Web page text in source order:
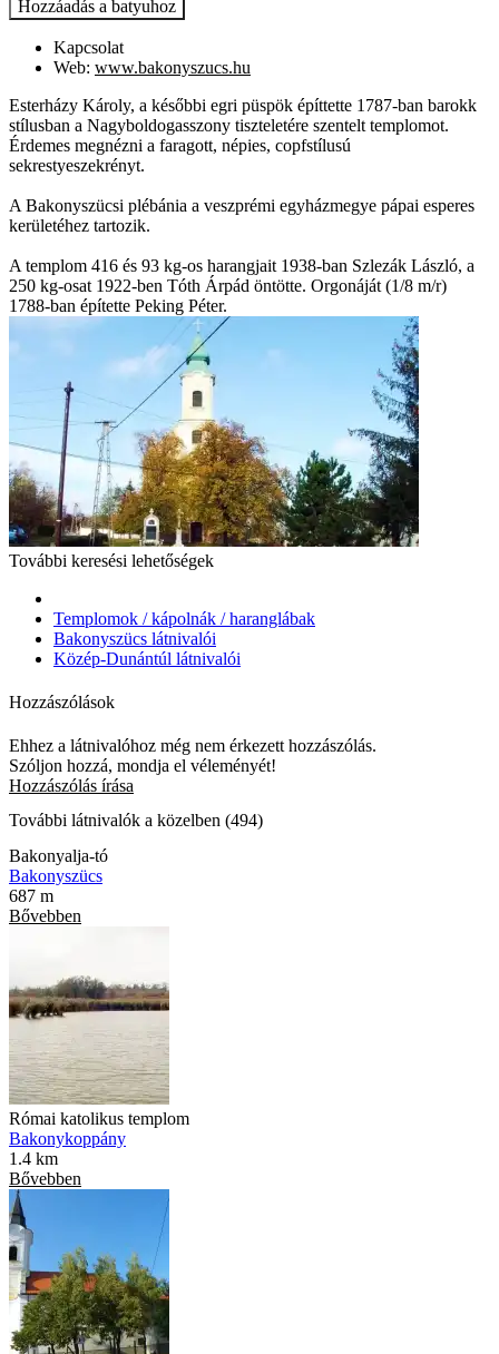
Kapcsolat
Web: www.bakonyszucs.hu
Esterházy Károly, a későbbi egri püspök építtette 1787-ban barokk
stílusban a Nagyboldogasszony tiszteletére szentelt templomot.
Érdemes megnézni a faragott, népies, copfstílusú
sekrestyeszekrényt.
A Bakonyszücsi plébánia a veszprémi egyházmegye pápai esperes
kerületéhez tartozik.
A templom 416 és 93 kg-os harangjait 1938-ban Szlezák László, a
250 kg-osat 1922-ben Tóth Árpád öntötte. Orgonáját (1/8 m/r)
1788-ban építette Peking Péter.
További keresési lehetőségek
Templomok / kápolnák / haranglábak
Bakonyszücs látnivalói
Közép-Dunántúl látnivalói
Hozzászólások
Ehhez a látnivalóhoz még nem érkezett hozzászólás.
Szóljon hozzá, mondja el véleményét!
Hozzászólás írása
További látnivalók a közelben (494)
Bakonyalja-tó
Bakonyszücs
687 m
Bővebben
Római katolikus templom
Bakonykoppány
1.4 km
Bővebben